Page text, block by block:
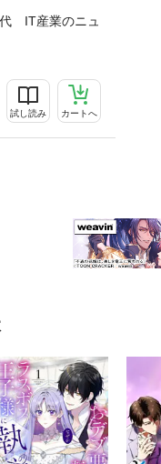
IT産業のニュ
試し読み カートへ